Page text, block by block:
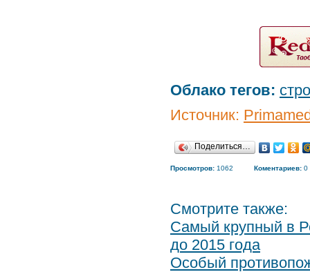
Облако тегов:
Источник:
Поделиться…
Просмотров: 1062 Коментариев: 0
Смотрите также:
Самый крупный в
до 2015 года
Особый